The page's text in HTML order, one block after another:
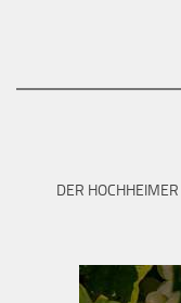
DER